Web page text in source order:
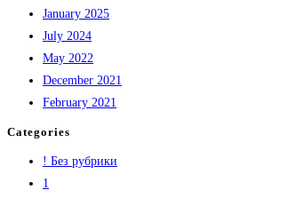
January 2025
July 2024
May 2022
December 2021
February 2021
Categories
! Без рубрики
1